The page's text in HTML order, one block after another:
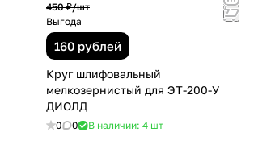
450 ₽/шт
Выгода
160 рублей
Круг шлифовальный
мелкозернистый для ЭТ-200-У
ДИОЛД
0 0 В наличии: 4 шт